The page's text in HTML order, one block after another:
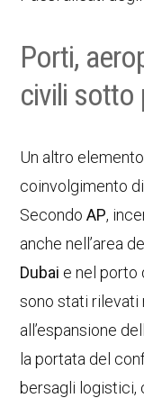
Porti,
civili sotto
Un altro
coinvolgimento
SecondoAP,
anche nell’area
Dubai e nel porto
sono stati rilevati
all’espansione
la portata del
bersagli logistici,